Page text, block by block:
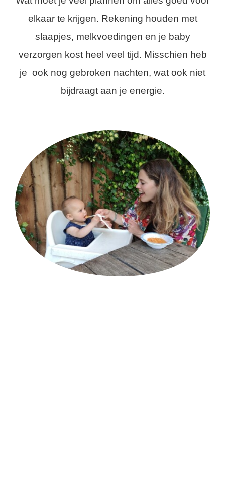
elkaar te krijgen. Rekening houden met
slaapjes, melkvoedingen en je baby
verzorgen kost heel veel tijd. Misschien heb
je ook nog gebroken nachten, wat ook niet
bijdraagt aan je energie.